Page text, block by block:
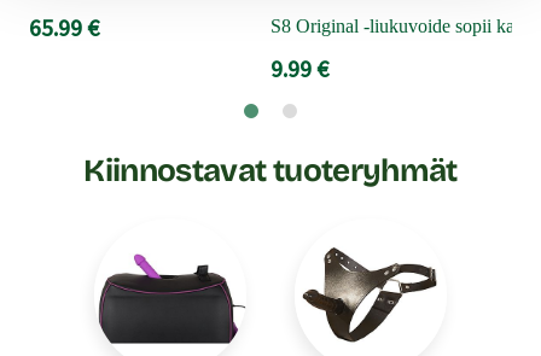
65.99 €
S8 Original -liukuvoide sopii
9.99 €
Kiinnostavat tuoteryhmät